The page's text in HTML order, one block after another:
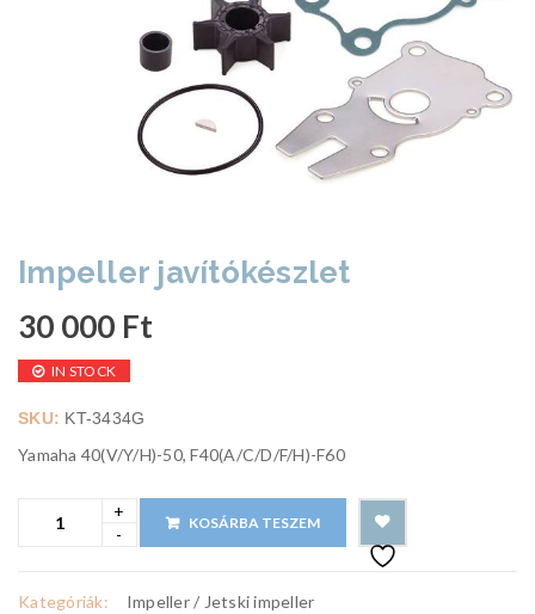
Impeller javítókészlet
30 000 Ft
IN STOCK
SKU: KT-3434G
Yamaha 40(V/Y/H)-50, F40(A/C/D/F/H)-F60
KOSÁRBA TESZEM
Kategóriák: Impeller / Jetski impeller